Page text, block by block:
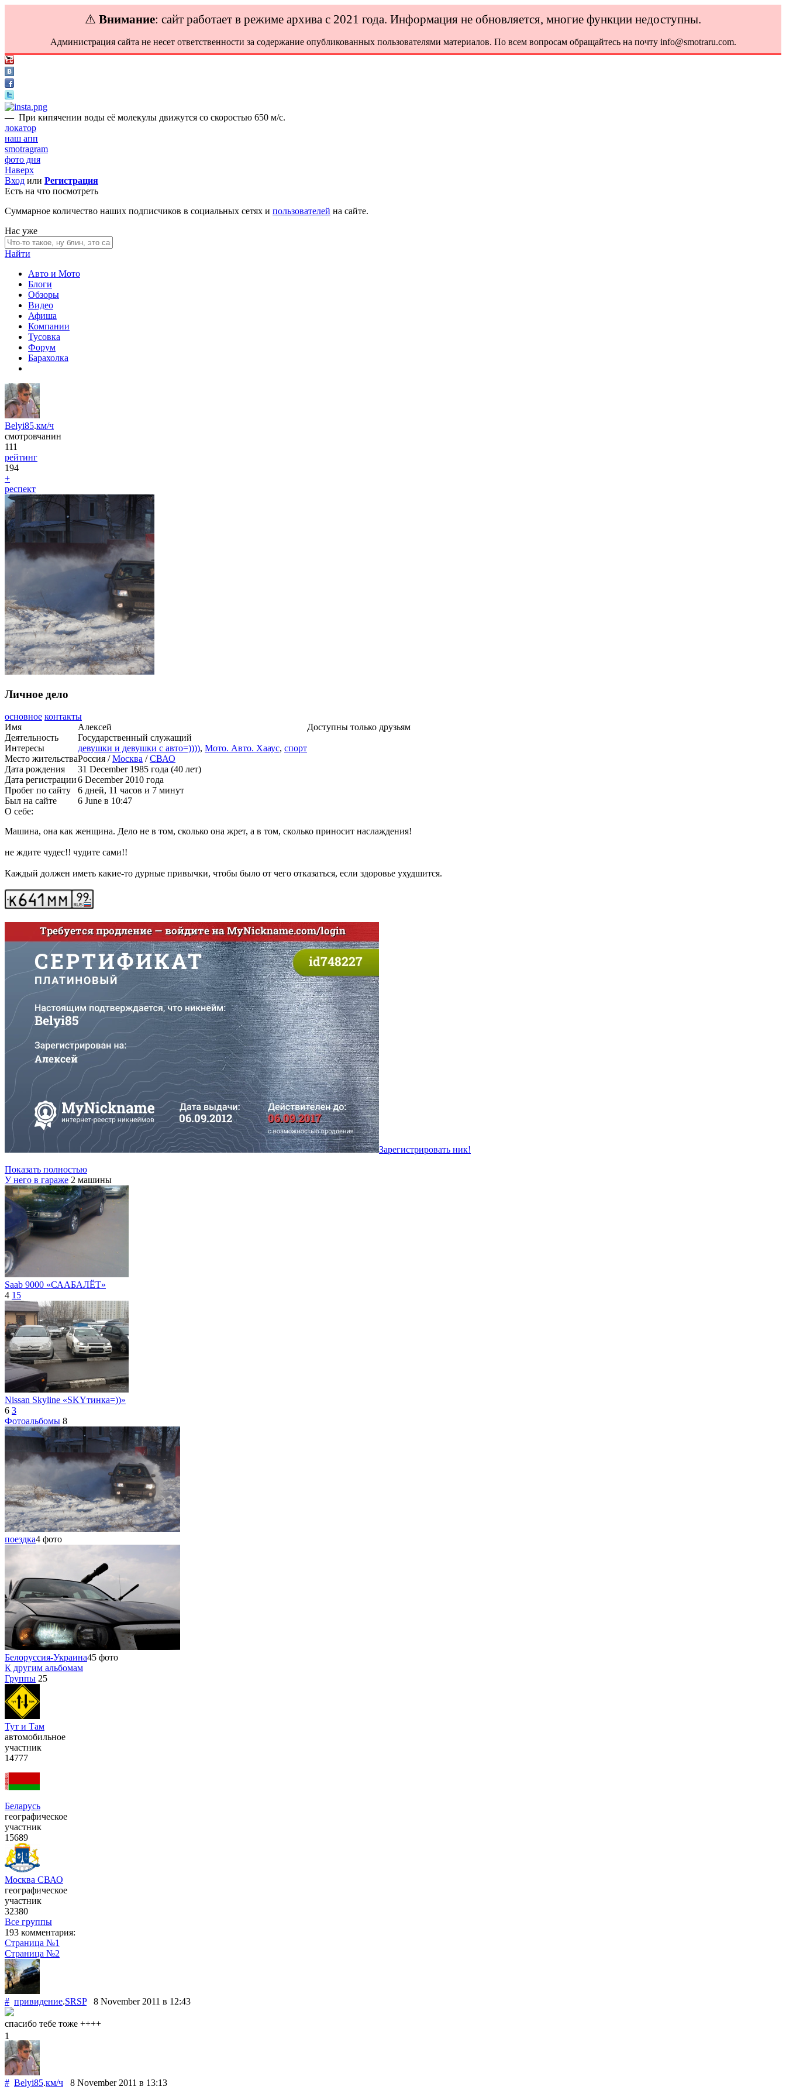
⚠️ Внимание: сайт работает в режиме архива с 2021 года. Информация не обновляется, многие функции недоступны.
Администрация сайта не несет ответственности за содержание опубликованных пользователями материалов. По всем вопросам обращайтесь на почту info@smotraru.com.
— При кипячении воды её молекулы движутся со скоростью 650 м/с.
локатор
наш апп
smotragram
фото дня
Наверх
Вход или Регистрация
Есть на что посмотреть
Суммарное количество наших подписчиков в социальных сетях и пользователей на сайте.
Нас уже
Найти
Авто и Мото
Блоги
Обзоры
Видео
Афиша
Компании
Тусовка
Форум
Барахолка
Belyi85.км/ч
смотровчанин
111
рейтинг
194
+
респект
Личное дело
основное контакты
Имя
Алексей
Деятельность
Государственный служащий
Интересы
девушки и девушки с авто=)))), Мото. Авто. Хааус, спорт
Место жительстваРоссия /Москва /СВАО
Дата рождения
31 December 1985 года (40 лет)
Дата регистрации6 December 2010 года
Пробег по сайту
6 дней, 11 часов и 7 минут
Был на сайте
6 June в 10:47
Доступны только друзьям
О себе:
Машина, она как женщина. Дело не в том, сколько она жрет, а в том, сколько приносит наслаждения!
не ждите чудес!! чудите сами!!
Каждый должен иметь какие-то дурные привычки, чтобы было от чего отказаться, если здоровье ухудшится.
Зарегистрировать ник!
Показать полностью
У него в гараже 2 машины
Saab 9000 «СААБАЛЁТ»
4 15
Nissan Skyline «SKYтинка=))»
6 3
Фотоальбомы 8
поездка4 фото
Белоруссия-Украина45 фото
К другим альбомам
Группы 25
Тут и Там
автомобильное
участник
14777
Беларусь
географическое
участник
15689
Москва СВАО
географическое
участник
32380
Все группы
193 комментария:
Страница №1
Страница №2
# привидение.SRSP8 November 2011 в 12:43
спасибо тебе тоже ++++
1
# Belyi85.км/ч 8 November 2011 в 13:13